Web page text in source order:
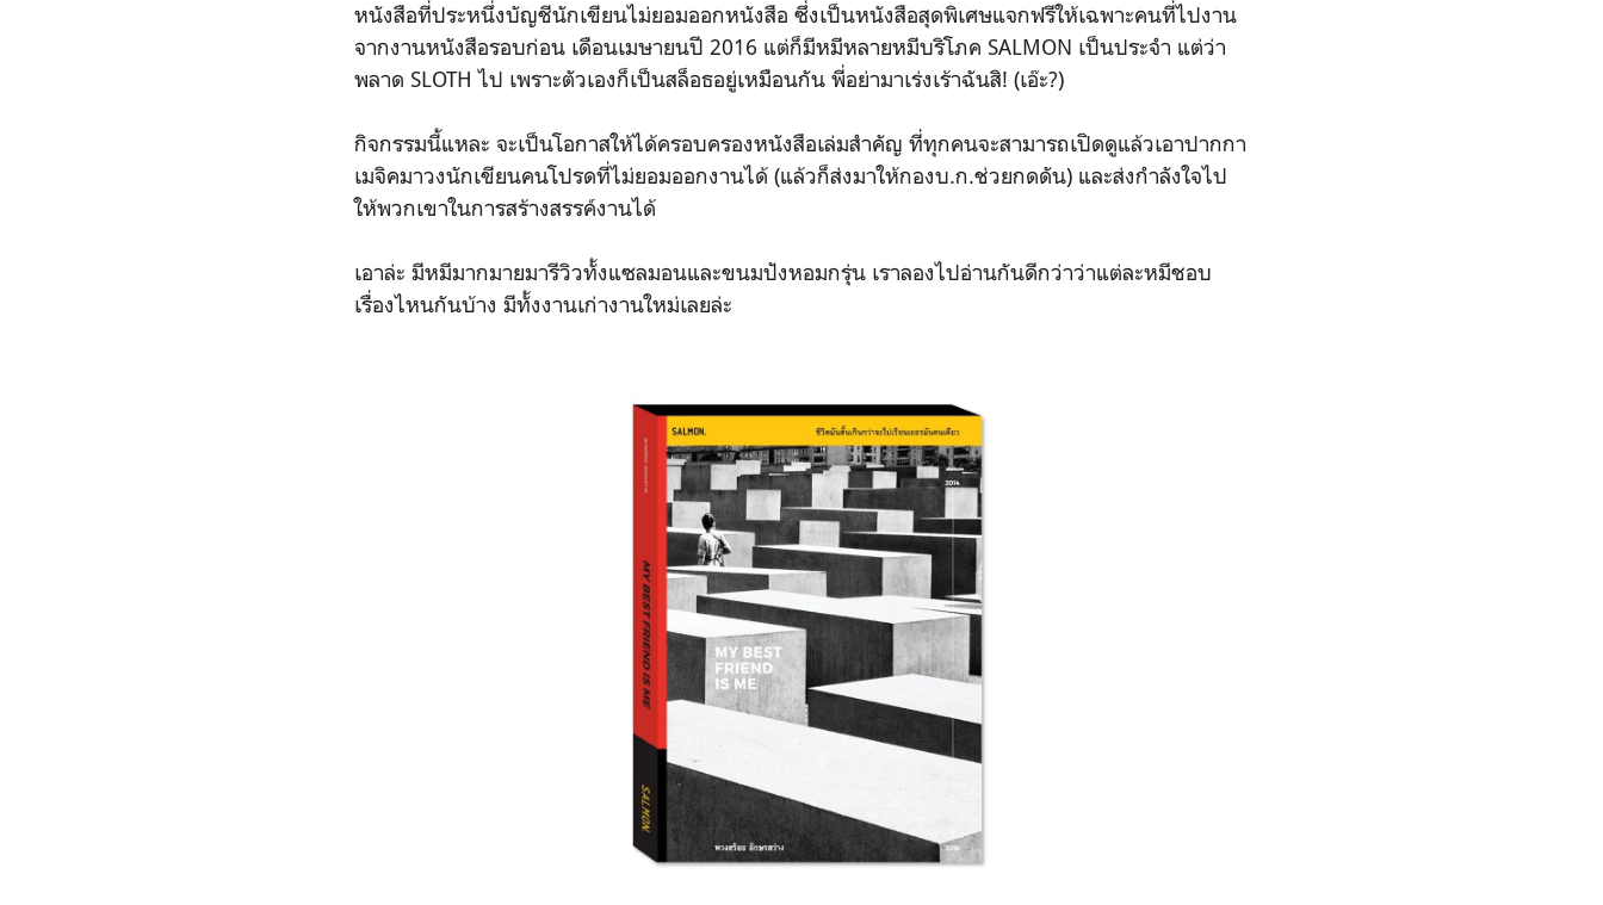
หนังสือที่ประหนึ่งบัญชีนักเขียนไม่ยอมออกหนังสือ ซึ่งเป็นหนังสือสุดพิเศษแจกฟรีให้เฉพาะคนที่ไปงาน
จากงานหนังสือรอบก่อน เดือนเมษายนปี 2016 แต่ก็มีหมีหลายหมีบริโภค SALMON เป็นประจำ แต่ว่า
พลาด SLOTH ไป เพราะตัวเองก็เป็นสล็อธอยู่เหมือนกัน พี่อย่ามาเร่งเร้าฉันสิ! (เอ๊ะ?)
กิจกรรมนี้แหละ จะเป็นโอกาสให้ได้ครอบครองหนังสือเล่มสำคัญ ที่ทุกคนจะสามารถเปิดดูแล้วเอาปากกา
เมจิคมาวงนักเขียนคนโปรดที่ไม่ยอมออกงานได้ (แล้วก็ส่งมาให้กองบ.ก.ช่วยกดดัน) และส่งกำลังใจไป
ให้พวกเขาในการสร้างสรรค์งานได้
เอาล่ะ มีหมีมากมายมารีวิวทั้งแซลมอนและขนมปังหอมกรุ่น เราลองไปอ่านกันดีกว่าว่าแต่ละหมีชอบ
เรื่องไหนกันบ้าง มีทั้งงานเก่างานใหม่เลยล่ะ